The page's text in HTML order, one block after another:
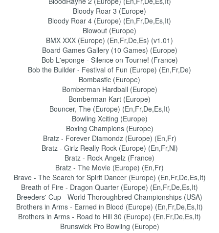
Bloody Roar 3 (Europe)
Bloody Roar 4 (Europe) (En,Fr,De,Es,It)
Blowout (Europe)
BMX XXX (Europe) (En,Fr,De,Es) (v1.01)
Board Games Gallery (10 Games) (Europe)
Bob L'eponge - Silence on Tourne! (France)
Bob the Builder - Festival of Fun (Europe) (En,Fr,De)
Bombastic (Europe)
Bomberman Hardball (Europe)
Bomberman Kart (Europe)
Bouncer, The (Europe) (En,Fr,De,Es,It)
Bowling Xciting (Europe)
Boxing Champions (Europe)
Bratz - Forever Diamondz (Europe) (En,Fr)
Bratz - Girlz Really Rock (Europe) (En,Fr,Nl)
Bratz - Rock Angelz (France)
Bratz - The Movie (Europe) (En,Fr)
Brave - The Search for Spirit Dancer (Europe) (En,Fr,De,Es,It)
Breath of Fire - Dragon Quarter (Europe) (En,Fr,De,Es,It)
Breeders' Cup - World Thoroughbred Championships (USA)
Brothers in Arms - Earned in Blood (Europe) (En,Fr,De,Es,It)
Brothers in Arms - Road to Hill 30 (Europe) (En,Fr,De,Es,It)
Brunswick Pro Bowling (Europe)